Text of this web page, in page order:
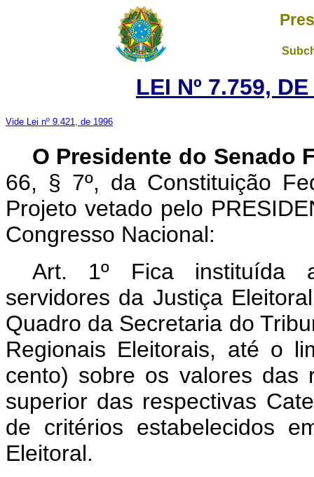
LEI Nº 7.759,
Vide Lei nº 9.421, de 1996
O Presidente do Senado
66, § 7º, da Constituição
Projeto vetado pelo
Congresso Nacional:
Art. 1º Fica instituída
servidores da Justiça
Quadro da Secretaria do
Regionais Eleitorais, até o
cento) sobre os valores das
superior das respectivas
de critérios estabelecidos
Eleitoral.